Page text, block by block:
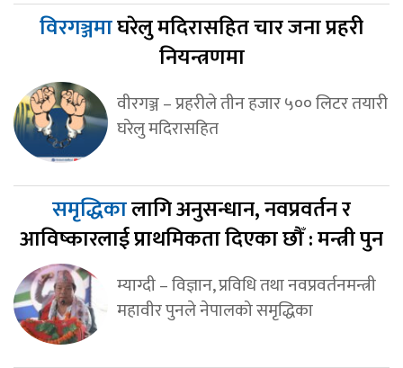
विरगञ्जमाघरेलु मदिरासहित चार जना प्रहरी
नियन्त्रणमा
वीरगञ्ज – प्रहरीले तीन हजार ५०० लिटर तयारी
घरेलु मदिरासहित
समृद्धिकालागि अनुसन्धान, नवप्रवर्तन र
आविष्कारलाई प्राथमिकता दिएका छौँ : मन्त्री पुन
म्याग्दी – विज्ञान, प्रविधि तथा नवप्रवर्तनमन्त्री
महावीर पुनले नेपालको समृद्धिका